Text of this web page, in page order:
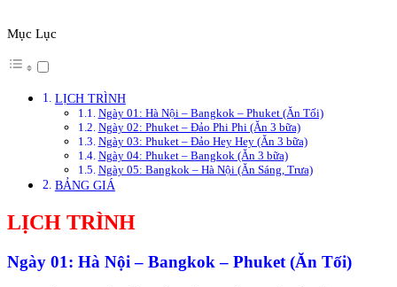
Mục Lục
LỊCH TRÌNH
Ngày 01: Hà Nội – Bangkok – Phuket (Ăn Tối)
Ngày 02: Phuket – Đảo Phi Phi (Ăn 3 bữa)
Ngày 03: Phuket – Đảo Hey Hey (Ăn 3 bữa)
Ngày 04: Phuket – Bangkok (Ăn 3 bữa)
Ngày 05: Bangkok – Hà Nội (Ăn Sáng, Trưa)
BẢNG GIÁ
LỊCH TRÌNH
Ngày 01: Hà Nội – Bangkok – Phuket (Ăn Tối)